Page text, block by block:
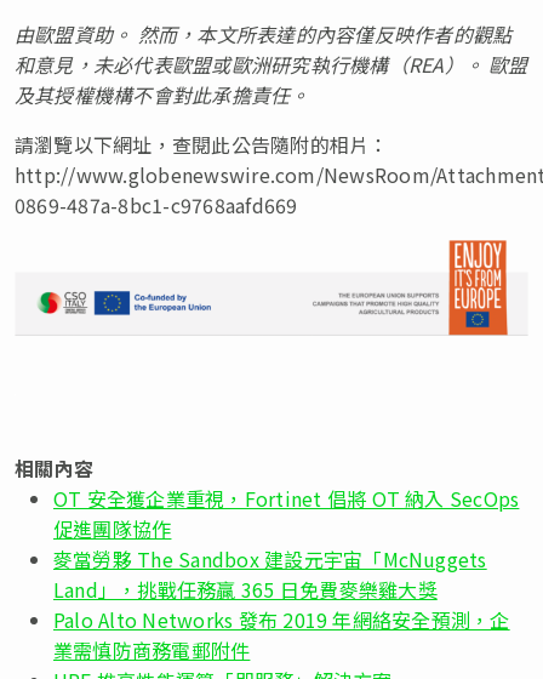
由歐盟資助。 然而，本文所表達的內容僅反映作者的觀點
和意見，未必代表歐盟或歐洲研究執行機構（REA）。 歐盟
及其授權機構不會對此承擔責任。
請瀏覽以下網址，查閱此公告隨附的相片：
http://www.globenewswire.com/NewsRoom/
0869-487a-8bc1-c9768aafd669
相關內容
OT 安全獲企業重視，Fortinet 倡將 OT 納入 SecOps
促進團隊協作
麥當勞夥 The Sandbox 建設元宇宙「McNuggets
Land」，挑戰任務贏 365 日免費麥樂雞大獎
Palo Alto Networks 發布 2019 年網絡安全預測，企
業需慎防商務電郵附件